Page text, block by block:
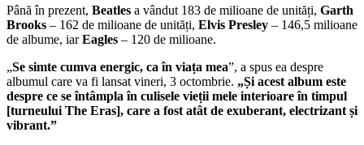
Până în prezent, Beatles a vândut 183 de milioane de unități, Garth
Brooks – 162 de milioane de unități, Elvis Presley – 146,5 milioane
de albume, iarEagles – 120 de milioane.
„Se simte cumva energic, ca în viața mea”, a spus ea despre
albumul care va fi lansat vineri, 3 octombrie. „Și acest album este
despre ce se întâmpla în culisele vieții mele interioare în timpul
[turneului The Eras], care a fost atât de exuberant, electrizant și
vibrant.”